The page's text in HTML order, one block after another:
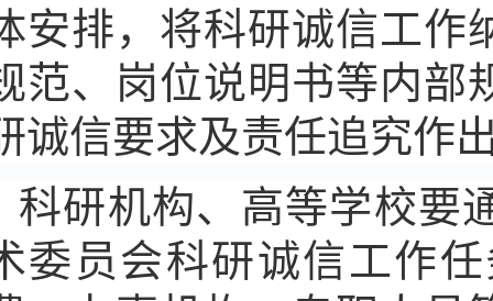
安排，将科研诚信工作
范、岗位说明书等内部
诚信要求及责任追究作
科研机构、高等学校要
委员会科研诚信工作